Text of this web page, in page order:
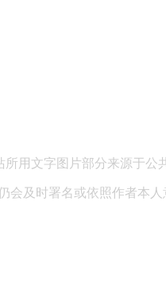
用文字图片部分来源于公
会及时署名或依照作者本